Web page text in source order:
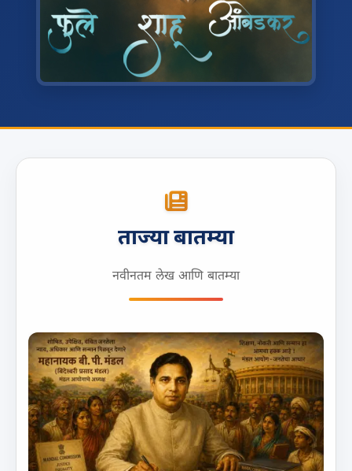
ताज्या बातम्या
नवीनतम लेख आणि बातम्या